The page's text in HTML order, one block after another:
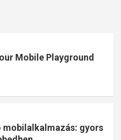
Mobile Playground
mobilalkalmazás: gyors